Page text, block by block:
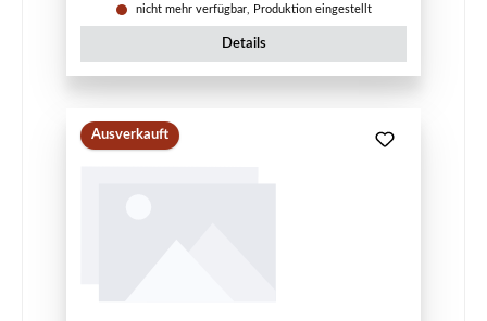
nicht mehr verfügbar, Produktion eingestellt
Details
Ausverkauft